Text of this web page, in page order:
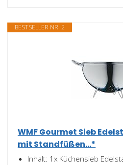
BESTSELLER NR. 2
WMF Gourmet Sieb
mit Standfüßen...*
Inhalt: 1x Küchensieb